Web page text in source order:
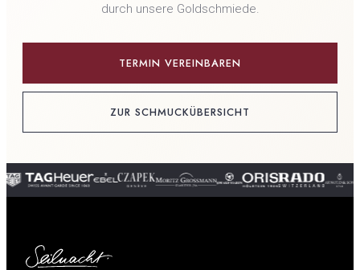
durch unsere Goldschmiede.
TERMIN VEREINBAREN
ZUR SCHMUCKÜBERSICHT